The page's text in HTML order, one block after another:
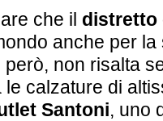
che il distretto
anche per
non risalta
calzature di
Santoni, uno